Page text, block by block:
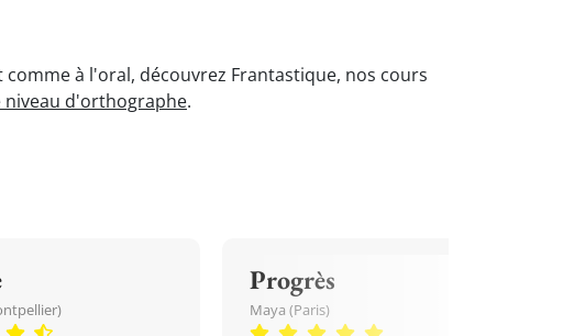
à l'oral, découvrez Frantastique, nos cours
niveau d'orthographe.
Progrès
Maya (Paris)